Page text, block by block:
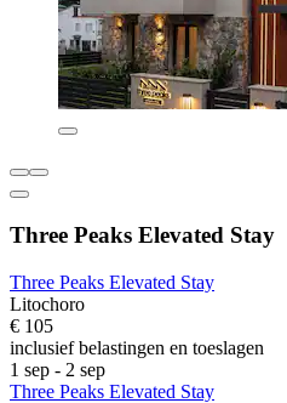
Three Peaks Elevated Stay
Three Peaks Elevated Stay
Litochoro
€ 105
inclusief belastingen en toeslagen
1 sep - 2 sep
Three Peaks Elevated Stay